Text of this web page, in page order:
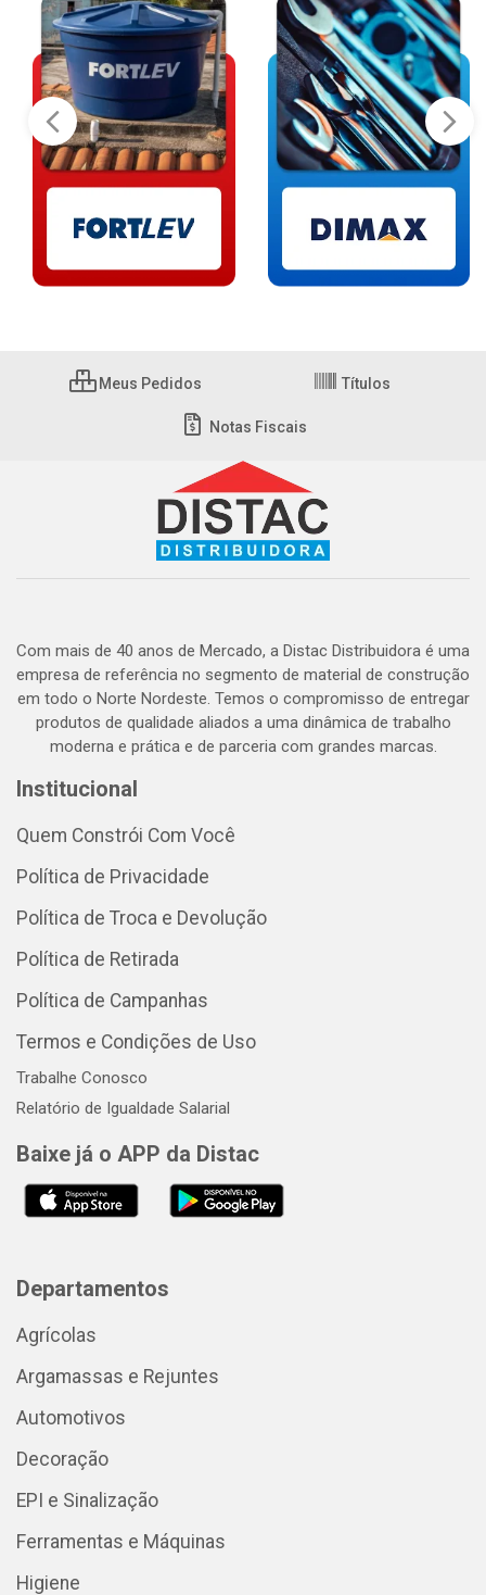
Meus Pedidos Títulos
Notas Fiscais
Com mais de 40 anos de Mercado, a Distac Distribuidora é uma
empresa de referência no segmento de material de construção
em todo o Norte Nordeste. Temos o compromisso de entregar
produtos de qualidade aliados a uma dinâmica de trabalho
moderna e prática e de parceria com grandes marcas.
Institucional
Quem Constrói Com Você
Política de Privacidade
Política de Troca e Devolução
Política de Retirada
Política de Campanhas
Termos e Condições de Uso
Trabalhe Conosco
Relatório de Igualdade Salarial
Baixe já o APP da Distac
Departamentos
Agrícolas
Argamassas e Rejuntes
Automotivos
Decoração
EPI e Sinalização
Ferramentas e Máquinas
Higiene